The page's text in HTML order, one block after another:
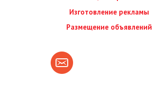
Изготовление рекламы
Размещение объявлений